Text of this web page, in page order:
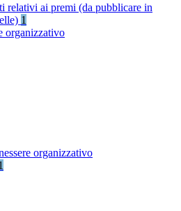
relativi ai premi (da pubblicare in
1
organizzativo
organizzativo